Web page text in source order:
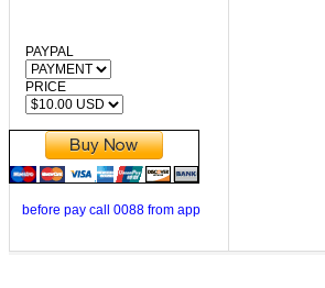
PAYPAL
PRICE
before pay call 0088 from app